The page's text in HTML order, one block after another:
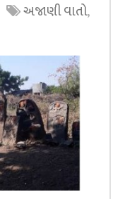
અજાણી વાતો,